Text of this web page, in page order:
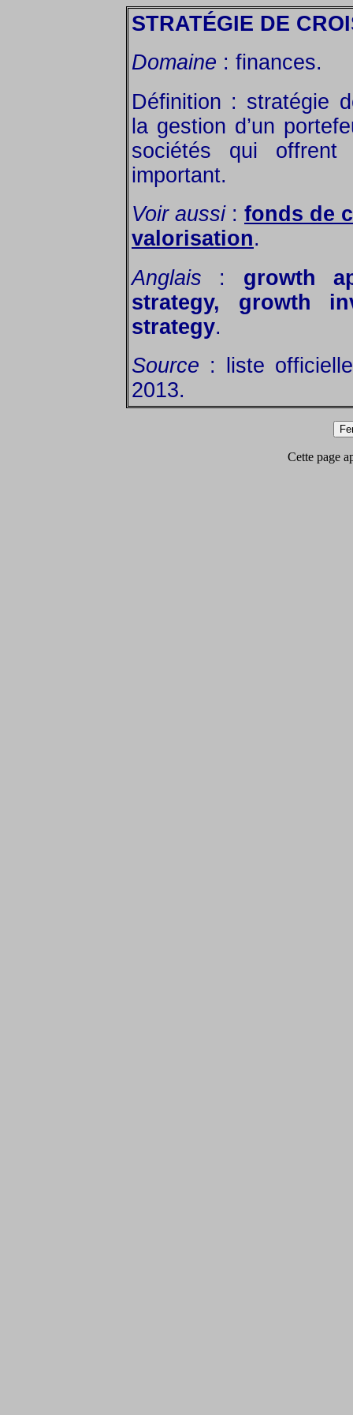
STRATÉGIE DE
Domaine : finances.
Définition : stratégie
la gestion d’un
sociétés qui offrent
important.
Voir aussi: fonds de
valorisation.
Anglais : growth
strategy, growth
strategy.
Source : liste
2013.
Cette page